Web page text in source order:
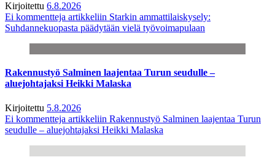
Kirjoitettu 6.8.2026
Ei kommentteja artikkeliin Starkin ammattilaiskysely:
Suhdannekuopasta päädytään vielä työvoimapulaan
Rakennustyö Salminen laajentaa Turun seudulle –
aluejohtajaksi Heikki Malaska
Kirjoitettu 5.8.2026
Ei kommentteja artikkeliin Rakennustyö Salminen laajentaa Turun
seudulle – aluejohtajaksi Heikki Malaska